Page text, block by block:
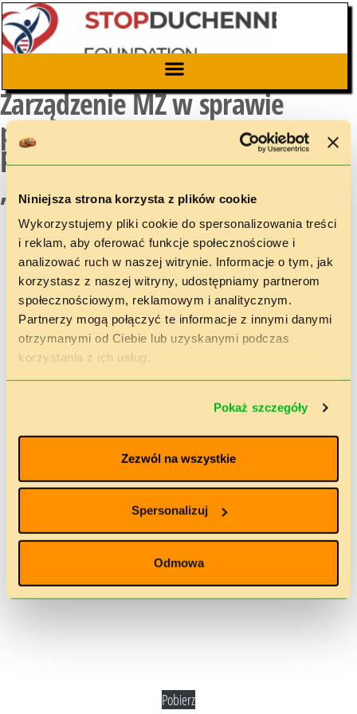
Niniejsza strona korzysta z plików cookie
Wykorzystujemy pliki cookie do spersonalizowania treści
i reklam, aby oferować funkcje społecznościowe i
analizować ruch w naszej witrynie. Informacje o tym, jak
korzystasz z naszej witryny, udostępniamy partnerom
społecznościowym, reklamowym i analitycznym.
Partnerzy mogą połączyć te informacje z innymi danymi
otrzymanymi od Ciebie lub uzyskanymi podczas
korzystania z ich usług.
Pokaż szczegóły
Zezwól na wszystkie
Spersonalizuj
Odmowa
Zarządzenie MZ w sprawie
powołania Rady Naukowej
Platformy Informacyjnej
„Choroby Rzadkie”
Pobierz